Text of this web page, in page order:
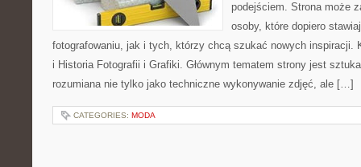
podejściem. Strona może
osoby, które dopiero
fotografowaniu, jak i tych, którzy chcą szukać nowych inspiracji.
i Historia Fotografii i Grafiki. Głównym tematem strony jest
rozumiana nie tylko jako techniczne wykonywanie zdjęć, ale […]
CATEGORIES: MODA